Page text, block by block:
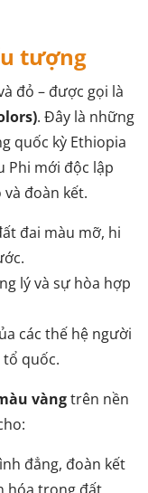
tượng
đỏ – được gọi là
. Đây là những
quốc kỳ Ethiopia
Phi mới độc lập
đoàn kết.
đai màu mỡ, hi
lý và sự hòa hợp
các thế hệ người
quốc.
vàngtrên nền
đẳng, đoàn kết